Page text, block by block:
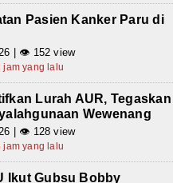
Pasien Kanker Paru di
| 👁 152 view
jam yang lalu
Lurah AUR, Tegaskan
Wewenang
| 👁 128 view
jam yang lalu
Ikut Gubsu Bobby